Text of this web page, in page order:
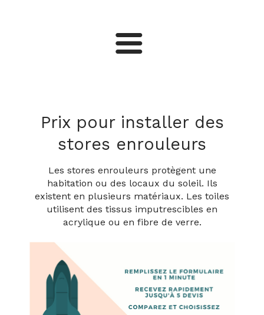
Meubles
Portes
Escaliers
Vérandas
Prix pour installer des
stores enrouleurs
Les stores enrouleurs protègent une
habitation ou des locaux du soleil. Ils
existent en plusieurs matériaux. Les toiles
utilisent des tissus imputrescibles en
acrylique ou en fibre de verre.